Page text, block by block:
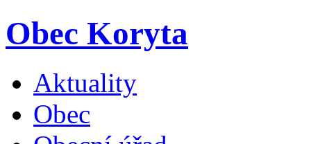
Obec Koryta
Aktuality
Obec